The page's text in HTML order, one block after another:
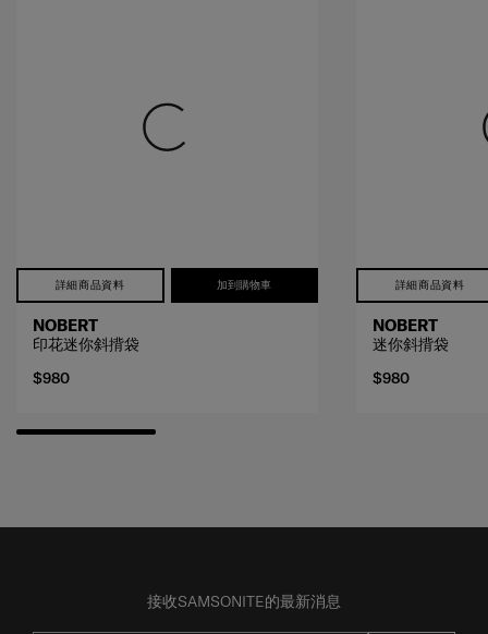
NOBERT
印花迷你斜揹袋
$980
NOBERT
迷你斜揹袋
$980